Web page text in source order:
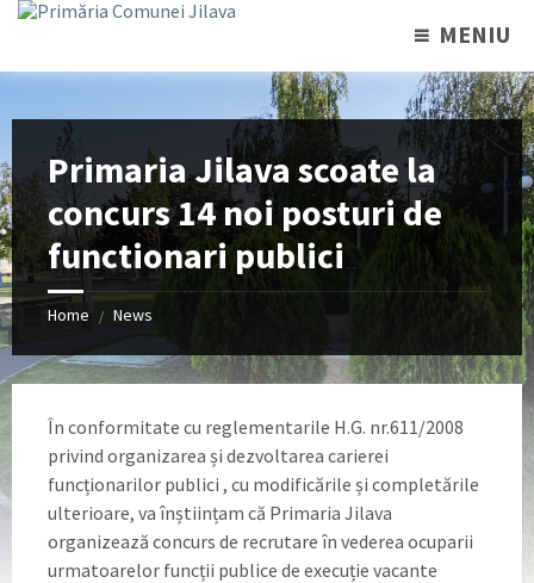
MENIU
Primaria Jilava scoate la
concurs 14 noi posturi de
functionari publici
Home / News
În conformitate cu reglementarile H.G. nr.611/2008
privind organizarea și dezvoltarea carierei
funcționarilor publici , cu modificările și completările
ulterioare, va înștiințam că Primaria Jilava
organizează concurs de recrutare în vederea ocuparii
urmatoarelor funcții publice de execuție vacante